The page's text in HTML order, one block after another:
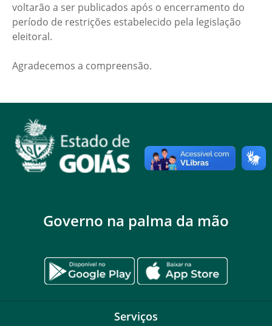
voltarão a ser publicados após o encerramento do
período de restrições estabelecido pela legislação
eleitoral.
Agradecemos a compreensão.
Governo na palma da mão
Serviços